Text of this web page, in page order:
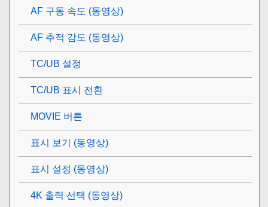
AF 구동 속도 (동영상)
AF 추적 감도 (동영상)
TC/UB 설정
TC/UB 표시 전환
MOVIE 버튼
표시 보기 (동영상)
표시 설정 (동영상)
4K 출력 선택 (동영상)